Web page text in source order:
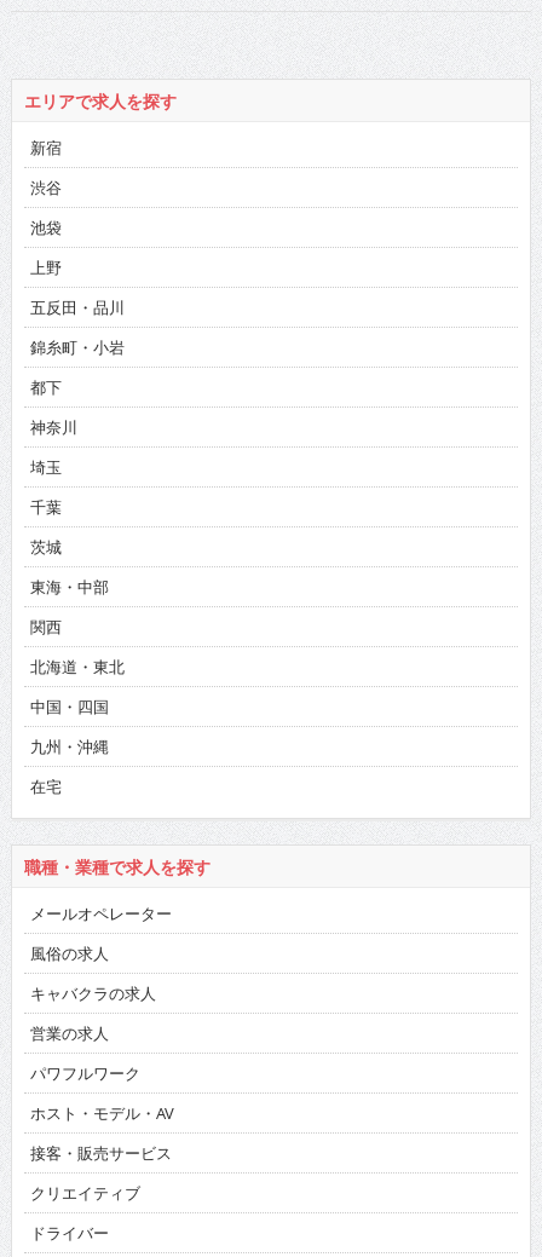
エリアで求人を探す
新宿
渋谷
池袋
上野
五反田・品川
錦糸町・小岩
都下
神奈川
埼玉
千葉
茨城
東海・中部
関西
北海道・東北
中国・四国
九州・沖縄
在宅
職種・業種で求人を探す
メールオペレーター
風俗の求人
キャバクラの求人
営業の求人
パワフルワーク
ホスト・モデル・AV
接客・販売サービス
クリエイティブ
ドライバー